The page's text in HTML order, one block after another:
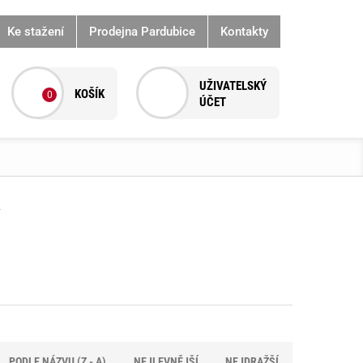
Ke stažení Prodejna Pardubice Kontakty
0